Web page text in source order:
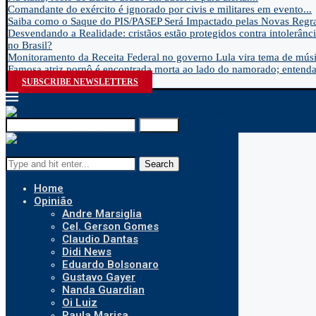
Comandante do exército é ignorado por civis e militares em evento...
Saiba como o Saque do PIS/PASEP Será Impactado pelas Novas
Desvendando a Realidade: cristãos estão protegidos contra
no Brasil?
Monitoramento da Receita Federal no governo Lula vira tema de
Famosa atriz pornô é encontrada morta ao lado do namorado;
SUBSCRIBE NEWSLETTERS
Search
Home
Opinião
Andre Marsiglia
Cel. Gerson Gomes
Claudio Dantas
Didi News
Eduardo Bolsonaro
Gustavo Gayer
Nanda Guardian
Oi Luiz